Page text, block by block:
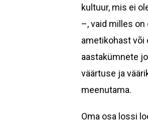
kultuur, mis ei
–, vaid milles
ametikohast või
aastakümnete
väärtuse ja
meenutama.
Oma osa lossi